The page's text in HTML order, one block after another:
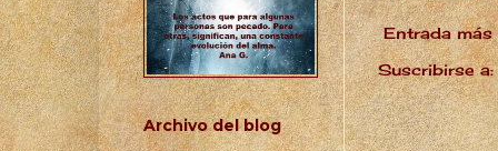
Entrada más
Suscribirse a:
Archivo del blog